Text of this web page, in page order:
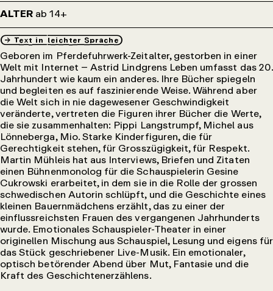
ALTER ab 14+
→_Text_in_leichter_Sprache
Geboren im Pferdefuhrwerk-Zeitalter, gestorben in einer
Welt mit Internet – Astrid Lindgrens Leben umfasst das 20.
Jahrhundert wie kaum ein anderes. Ihre Bücher spiegeln
und begleiten es auf faszinierende Weise. Während aber
die Welt sich in nie dagewesener Geschwindigkeit
veränderte, vertreten die Figuren ihrer Bücher die Werte,
die sie zusammenhalten: Pippi Langstrumpf, Michel aus
Lönneberga, Mio. Starke Kinderfiguren, die für
Gerechtigkeit stehen, für Grosszügigkeit, für Respekt.
Martin Mühleis hat aus Interviews, Briefen und Zitaten
einen Bühnenmonolog für die Schauspielerin Gesine
Cukrowski erarbeitet, in dem sie in die Rolle der grossen
schwedischen Autorin schlüpft, und die Geschichte eines
kleinen Bauernmädchens erzählt, das zu einer der
einflussreichsten Frauen des vergangenen Jahrhunderts
wurde. Emotionales Schauspieler-Theater in einer
originellen Mischung aus Schauspiel, Lesung und eigens für
das Stück geschriebener Live-Musik. Ein emotionaler,
optisch betörender Abend über Mut, Fantasie und die
Kraft des Geschichtenerzählens.